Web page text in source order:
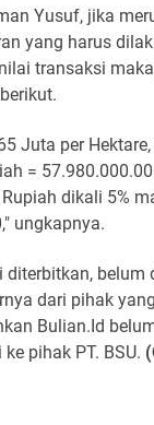
Yusuf, jika
yang harus
transaksi
Juta per
=
dikali 5%
ungkapnya.
diterbitkan, belum
dari pihak
Bulian.Id
pihak PT. BSU.